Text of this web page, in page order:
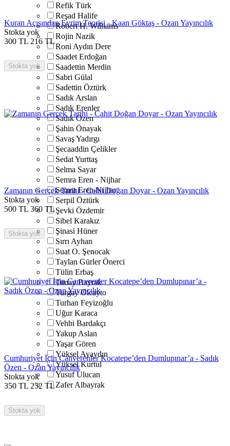
Refik Türk
Reşad Halife
Robert H. Williams
Rojin Nazik
Roni Aydın Dere
Saadet Erdoğan
Saadettin Merdin
Sabri Gülal
Sadettin Öztürk
Sadık Arslan
Sadık Erenler
Sadık Özen
Şahin Önayak
Savaş Yadırgı
Şecaaddin Çelikler
Sedat Yurttaş
Selma Sayar
Semra Eren - Nijhar
Semra Eren-Nijhar
Serpil Öztürk
Şevki Özdemir
Sibel Karakız
Şinasi Hüner
Sırrı Ayhan
Suat O. Şenocak
Taylan Gürler Önerci
Tülin Erbaş
Tunay Bayrak
Turgay Olcayto
Turhan Feyizoğlu
Uğur Karaca
Vehbi Bardakçı
Yakup Aslan
Yaşar Gören
Yüksel Ayaydın
Yüksel Kurtul
Yusuf Ulucan
Zafer Albayrak
Kuran Açısından Evrim Teorisi - Kaan Göktaş - Ozan Yayıncılık
Stokta yok
300 TL 216 TL
Stokta yok
Zamanın Gerçek Tarihi - Cahit Doğan Doyar - Ozan Yayıncılık
Stokta yok
500 TL 360 TL
Stokta yok
Cumhuriyet İçin Canverenler Kocatepe’den Dumlupınar’a - Sadık
Özen - Ozan Yayıncılık
Stokta yok
350 TL 252 TL
Stokta yok